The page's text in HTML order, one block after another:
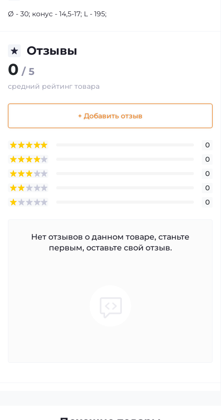
Ø - 30; конус - 14,5-17; L - 195;
Отзывы
0 / 5
средний рейтинг товара
+ Добавить отзыв
0
0
0
0
0
Нет отзывов о данном товаре, станьте
первым, оставьте свой отзыв.